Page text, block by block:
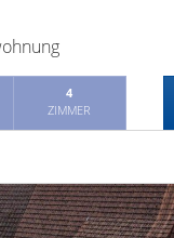
4
ZIMMER